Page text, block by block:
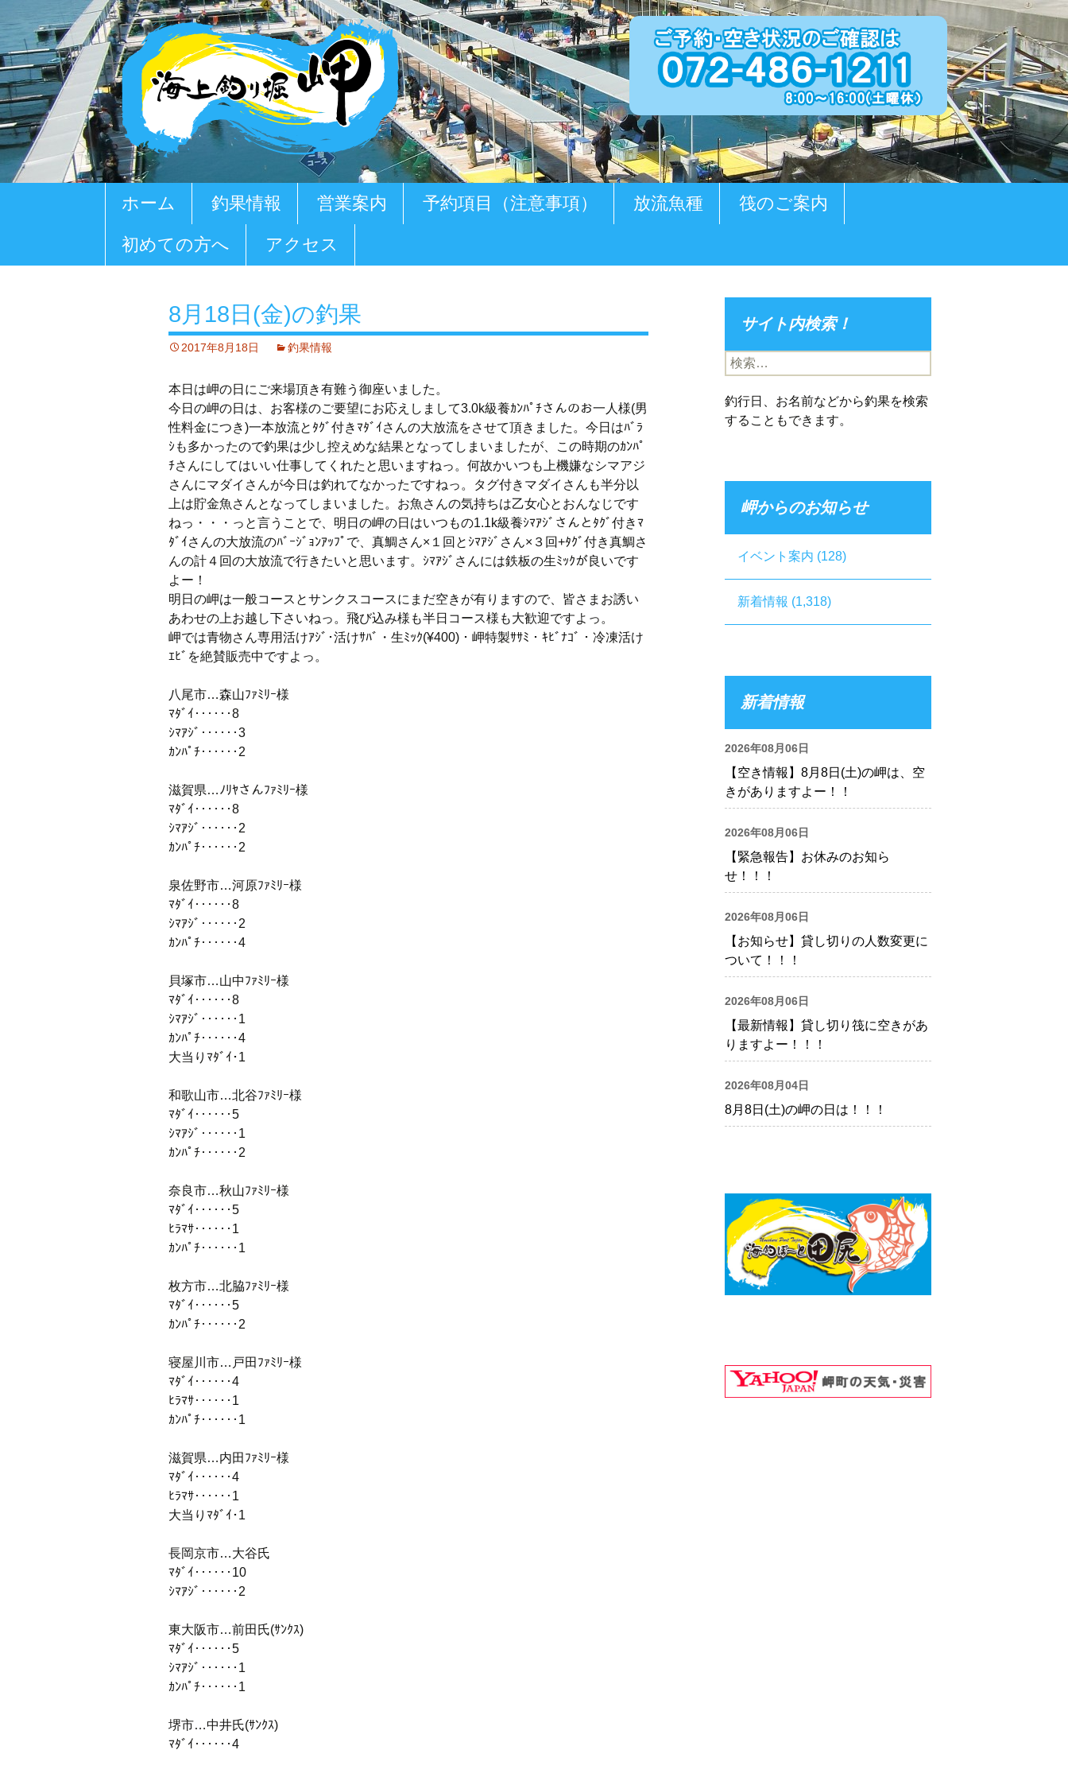
ツ
ホーム 釣果情報 営業案内 予約項目（注意事項） 放流魚種 筏のご案内
初めての方へ アクセス
8月18日(金)の釣果
2017年8月18日 釣果情報
本日は岬の日にご来場頂き有難う御座いました。
今日の岬の日は、お客様のご要望にお応えしまして3.0k級養ｶﾝﾊﾟﾁさんのお一人様(男
性料金につき)一本放流とﾀｸﾞ付きﾏﾀﾞｲさんの大放流をさせて頂きました。今日はﾊﾞﾗ
ｼも多かったので釣果は少し控えめな結果となってしまいましたが、この時期のｶﾝﾊﾟ
ﾁさんにしてはいい仕事してくれたと思いますねっ。何故かいつも上機嫌なシマアジ
さんにマダイさんが今日は釣れてなかったですねっ。タグ付きマダイさんも半分以
上は貯金魚さんとなってしまいました。お魚さんの気持ちは乙女心とおんなじです
ねっ・・・っと言うことで、明日の岬の日はいつもの1.1k級養ｼﾏｱｼﾞさんとﾀｸﾞ付きﾏ
ﾀﾞｲさんの大放流のﾊﾞｰｼﾞｮﾝｱｯﾌﾟで、真鯛さん×１回とｼﾏｱｼﾞさん×３回+ﾀｸﾞ付き真鯛さ
んの計４回の大放流で行きたいと思います。ｼﾏｱｼﾞさんには鉄板の生ﾐｯｸが良いです
よー！
明日の岬は一般コースとサンクスコースにまだ空きが有りますので、皆さまお誘い
あわせの上お越し下さいねっ。飛び込み様も半日コース様も大歓迎ですよっ。
岬では青物さん専用活けｱｼﾞ･活けｻﾊﾞ・生ﾐｯｸ(¥400)・岬特製ｻｻﾐ・ｷﾋﾞﾅｺﾞ・冷凍活け
ｴﾋﾞを絶賛販売中ですよっ。
八尾市…森山ﾌｧﾐﾘｰ様
ﾏﾀﾞｲ‥‥‥8
ｼﾏｱｼﾞ‥‥‥3
ｶﾝﾊﾟﾁ‥‥‥2
滋賀県…ﾉﾘﾔさんﾌｧﾐﾘｰ様
ﾏﾀﾞｲ‥‥‥8
ｼﾏｱｼﾞ‥‥‥2
ｶﾝﾊﾟﾁ‥‥‥2
泉佐野市…河原ﾌｧﾐﾘｰ様
ﾏﾀﾞｲ‥‥‥8
ｼﾏｱｼﾞ‥‥‥2
ｶﾝﾊﾟﾁ‥‥‥4
貝塚市…山中ﾌｧﾐﾘｰ様
ﾏﾀﾞｲ‥‥‥8
ｼﾏｱｼﾞ‥‥‥1
ｶﾝﾊﾟﾁ‥‥‥4
大当りﾏﾀﾞｲ･1
和歌山市…北谷ﾌｧﾐﾘｰ様
ﾏﾀﾞｲ‥‥‥5
ｼﾏｱｼﾞ‥‥‥1
ｶﾝﾊﾟﾁ‥‥‥2
奈良市…秋山ﾌｧﾐﾘｰ様
ﾏﾀﾞｲ‥‥‥5
ﾋﾗﾏｻ‥‥‥1
ｶﾝﾊﾟﾁ‥‥‥1
枚方市…北脇ﾌｧﾐﾘｰ様
ﾏﾀﾞｲ‥‥‥5
ｶﾝﾊﾟﾁ‥‥‥2
寝屋川市…戸田ﾌｧﾐﾘｰ様
ﾏﾀﾞｲ‥‥‥4
ﾋﾗﾏｻ‥‥‥1
ｶﾝﾊﾟﾁ‥‥‥1
滋賀県…内田ﾌｧﾐﾘｰ様
ﾏﾀﾞｲ‥‥‥4
ﾋﾗﾏｻ‥‥‥1
大当りﾏﾀﾞｲ･1
長岡京市…大谷氏
ﾏﾀﾞｲ‥‥‥10
ｼﾏｱｼﾞ‥‥‥2
東大阪市…前田氏(ｻﾝｸｽ)
ﾏﾀﾞｲ‥‥‥5
ｼﾏｱｼﾞ‥‥‥1
ｶﾝﾊﾟﾁ‥‥‥1
堺市…中井氏(ｻﾝｸｽ)
ﾏﾀﾞｲ‥‥‥4
サイト内検索！
検
索:
釣行日、お名前などから釣果を検索
することもできます。
岬からのお知らせ
イベント案内 (128)
新着情報 (1,318)
新着情報
2026年08月06日
【空き情報】8月8日(土)の岬は、空
きがありますよー！！
2026年08月06日
【緊急報告】お休みのお知ら
せ！！！
2026年08月06日
【お知らせ】貸し切りの人数変更に
ついて！！！
2026年08月06日
【最新情報】貸し切り筏に空きがあ
りますよー！！！
2026年08月04日
8月8日(土)の岬の日は！！！